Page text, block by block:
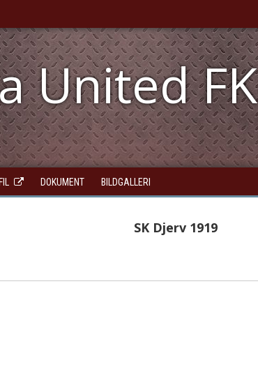
United FK
DOKUMENT BILDGALLERI
SK Djerv 1919